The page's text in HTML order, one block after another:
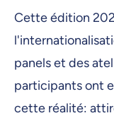
Cette édition
panels et des
participants ont
cette réalité: